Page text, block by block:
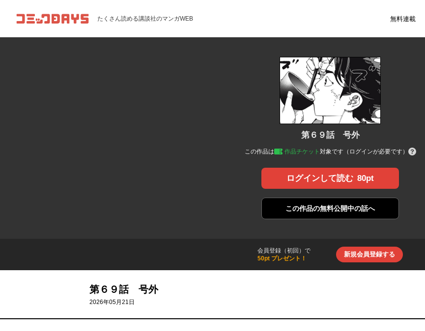
コミックDAYS たくさん読める講談社のマンガWEB 無料連載
第６９話 号外
この作品は 作品チケット 対象です（ログインが必要です）
ログインして読む 80pt
この作品の無料公開中の話へ
会員登録（初回）で
50pt プレゼント！
新規会員登録する
第６９話 号外
2026年05月21日